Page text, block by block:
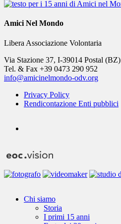
Amici Nel Mondo
Libera Associazione Volontaria
Via Stazione 37, I-39014 Postal (BZ)
Tel. & Fax +39 0473 290 952
info@amicinelmondo-odv.org
Privacy Policy
Rendicontazione Enti pubblici
Close
Chi siamo
Storia
I primi 15 anni